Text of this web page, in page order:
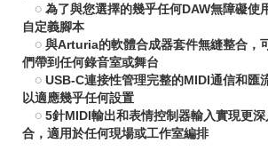
◌ 為了與您選擇的幾乎任何DAW無障礙使
自定義腳本
◌ 與Arturia的軟體合成器套件無縫整合，
們帶到任何錄音室或舞台
◌ USB-C連接性管理完整的MIDI通信和匯
以適應幾乎任何設置
◌ 5針MIDI輸出和表情控制器輸入實現更深
合，適用於任何現場或工作室編排